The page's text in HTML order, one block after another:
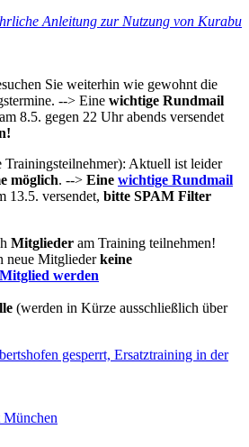
Anleitung zur Nutzung von Kurabu
Sie weiterhin wie gewohnt die
--> Eine wichtige Rundmail
8.5. gegen 22 Uhr abends versendet
Trainingsteilnehmer): Aktuell ist leider
möglich. --> Eine wichtige Rundmail
13.5. versendet, bitte SPAM Filter
Mitglieder am Training teilnehmen!
neue Mitgliederkeine
Mitglied werden
(werden in Kürze ausschließlich über
gesperrt, Ersatztraining in der